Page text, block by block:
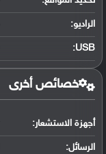
الراديو:
USB
:
خصائص أخرى
أجهزة الاستشعار:
الرسائل: